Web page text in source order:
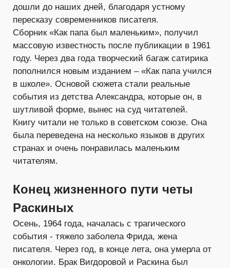
дошли до наших дней, благодаря устному
пересказу современников писателя.
Сборник «Как папа был маленьким», получил
массовую известность после публикации в 1961
году. Через два года творческий багаж сатирика
пополнился новым изданием – «Как папа учился
в школе». Основой сюжета стали реальные
события из детства Александра, которые он, в
шутливой форме, вынес на суд читателей.
Книгу читали не только в советском союзе. Она
была переведена на несколько языков в других
странах и очень понравилась маленьким
читателям.
Конец жизненного пути четы
Раскиных
Осень, 1964 года, началась с трагического
события - тяжело заболела Фрида, жена
писателя. Через год, в конце лета, она умерла от
онкологии. Брак Вигдоровой и Раскина был